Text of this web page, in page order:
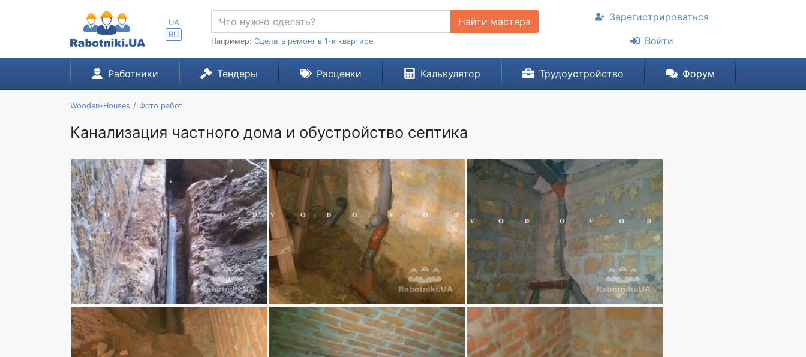
UA
RU
Найти мастера
Например: Сделать ремонт в 1-к квартире
Зарегистрироваться
Войти
Работники Тендеры Расценки Калькулятор Трудоустройство Форум
Wooden-Houses Фото работ
Канализация частного дома и обустройство септика